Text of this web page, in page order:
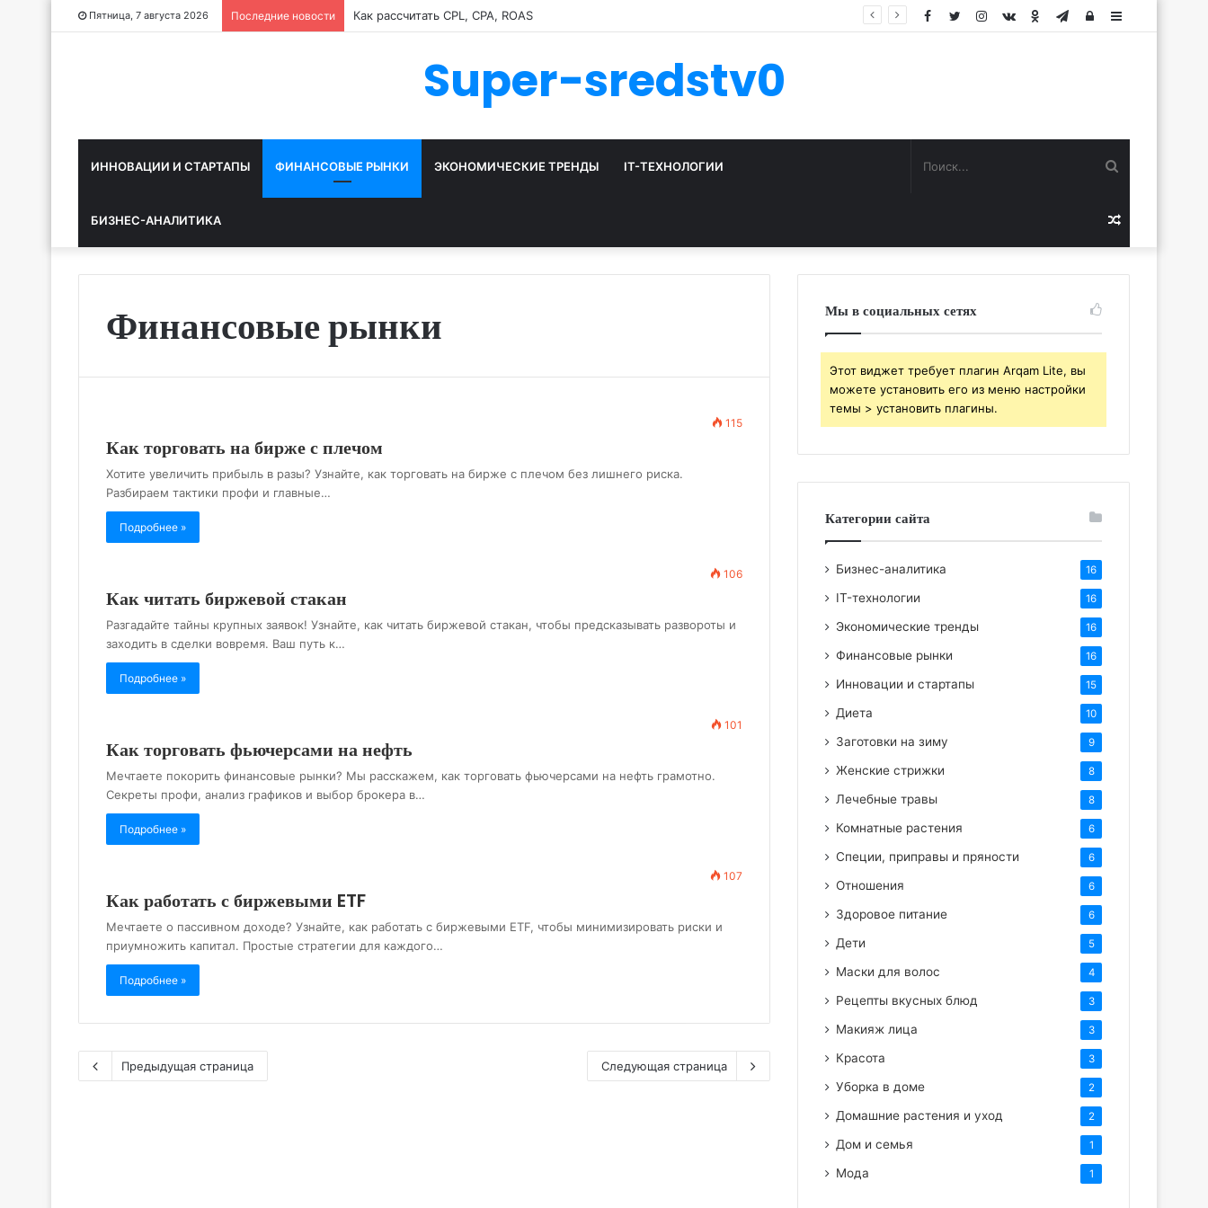
Пятница, 7 августа 2026 Последние новости Как рассчитать CPL, CPA, ROAS Sidebar
Авторизация
Telegram
Одноклассники
vk.com
Instagram
Twitter
Facebook
Super-sredstv0
ИННОВАЦИИ И СТАРТАПЫ ФИНАНСОВЫЕ РЫНКИ ЭКОНОМИЧЕСКИЕ ТРЕНДЫ IT-ТЕХНОЛОГИИ
БИЗНЕС-АНАЛИТИКА Случайная
статья
Финансовые рынки
115
Как торговать на бирже с плечом
Хотите увеличить прибыль в разы? Узнайте, как торговать на бирже с плечом без лишнего риска.
Разбираем тактики профи и главные…
Подробнее »
106
Как читать биржевой стакан
Разгадайте тайны крупных заявок! Узнайте, как читать биржевой стакан, чтобы предсказывать развороты и
заходить в сделки вовремя. Ваш путь к…
Подробнее »
101
Как торговать фьючерсами на нефть
Мечтаете покорить финансовые рынки? Мы расскажем, как торговать фьючерсами на нефть грамотно.
Секреты профи, анализ графиков и выбор брокера в…
Подробнее »
107
Как работать с биржевыми ETF
Мечтаете о пассивном доходе? Узнайте, как работать с биржевыми ETF, чтобы минимизировать риски и
приумножить капитал. Простые стратегии для каждого…
Подробнее »
Предыдущая страница Следующая страница
Мы в социальных сетях
Этот виджет требует плагин Arqam Lite, вы
можете установить его из меню настройки
темы > установить плагины.
Категории сайта
Бизнес-аналитика 16
IT-технологии 16
Экономические тренды 16
Финансовые рынки 16
Инновации и стартапы 15
Диета 10
Заготовки на зиму 9
Женские стрижки 8
Лечебные травы 8
Комнатные растения 6
Специи, приправы и пряности 6
Отношения 6
Здоровое питание 6
Дети 5
Маски для волос 4
Рецепты вкусных блюд 3
Макияж лица 3
Красота 3
Уборка в доме 2
Домашние растения и уход 2
Дом и семья 1
Мода 1